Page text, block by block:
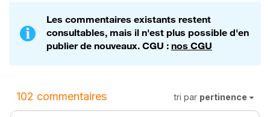
Les commentaires existants restent
consultables, mais il n'est plus possible d'en
publier de nouveaux. CGU : nos CGU